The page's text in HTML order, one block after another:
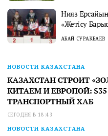
Нияз
«Жетісу
АБАЙ СУРАКБАЕВ
НОВОСТИ КАЗАХСТАНА
КАЗАХСТАН СТРОИТ
КИТАЕМ И ЕВРОПОЙ:
ТРАНСПОРТНЫЙ ХАБ
СЕГОДНЯ В 18:43
НОВОСТИ КАЗАХСТАНА